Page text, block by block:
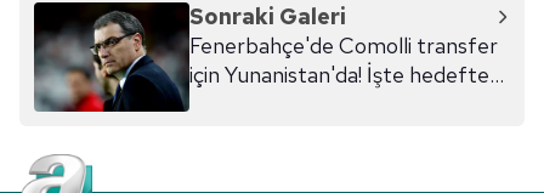
Sonraki Galeri
Fenerbahçe'de Comolli transfer
için Yunanistan'da! İşte hedefteki